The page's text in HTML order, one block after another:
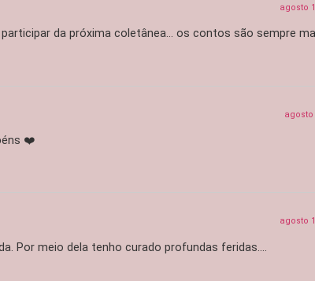
agosto
da próxima coletânea… os contos são sempre
agosto
❤️
agosto
Por meio dela tenho curado profundas feridas….